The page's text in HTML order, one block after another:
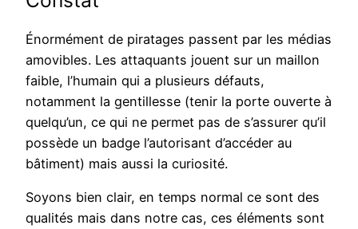
Énormément de piratages passent par les médias
amovibles. Les attaquants jouent sur un maillon
faible, l’humain qui a plusieurs défauts,
notamment la gentillesse (tenir la porte ouverte à
quelqu’un, ce qui ne permet pas de s’assurer qu’il
possède un badge l’autorisant d’accéder au
bâtiment) mais aussi la curiosité.
Soyons bien clair, en temps normal ce sont des
qualités mais dans notre cas, ces éléments sont